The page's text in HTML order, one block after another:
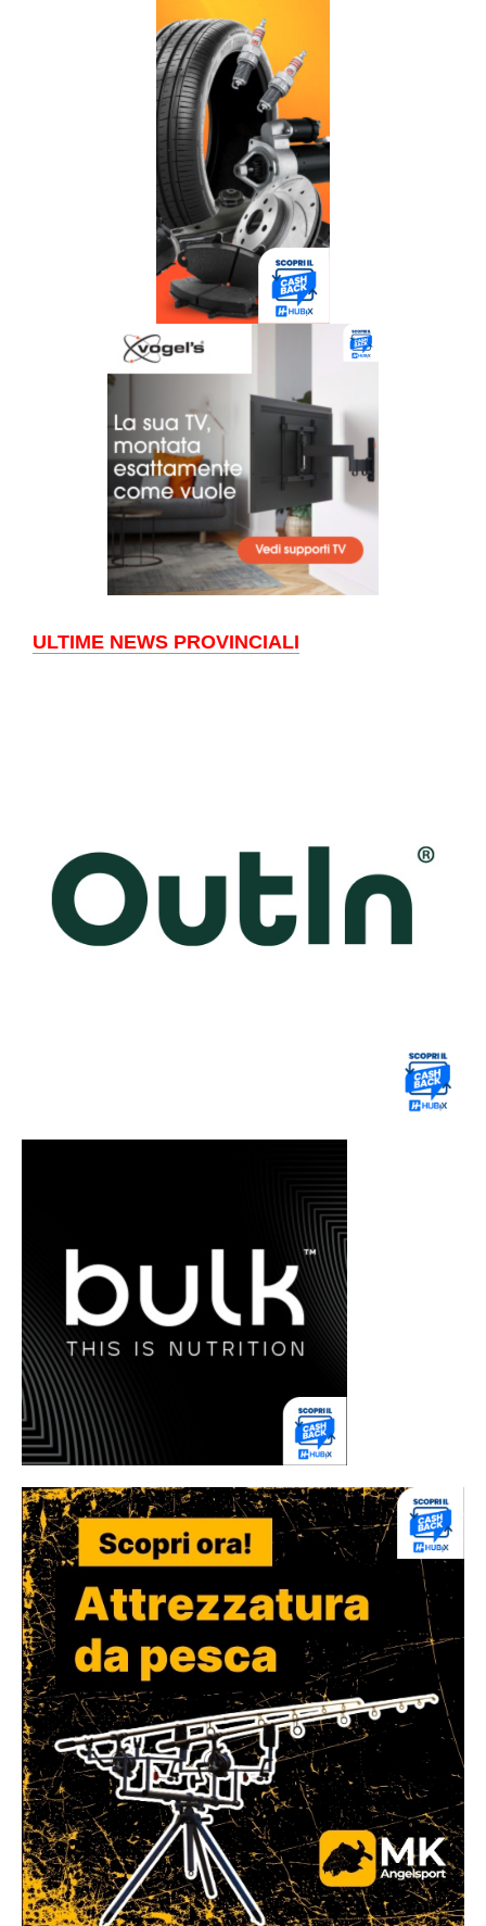
ULTIME NEWS PROVINCIALI